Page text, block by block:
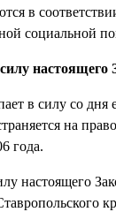
в
социальной
настоящего
в силу со дня
на
года.
настоящего